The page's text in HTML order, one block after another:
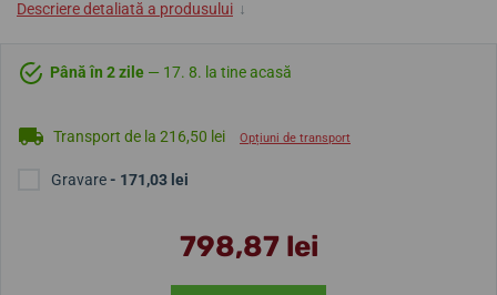
Descriere detaliată a produsului ↓
Până în 2 zile — 17. 8. la tine acasă
Transport de la 216,50 lei Opțiuni de transport
Gravare- 171,03 lei
798,87 lei